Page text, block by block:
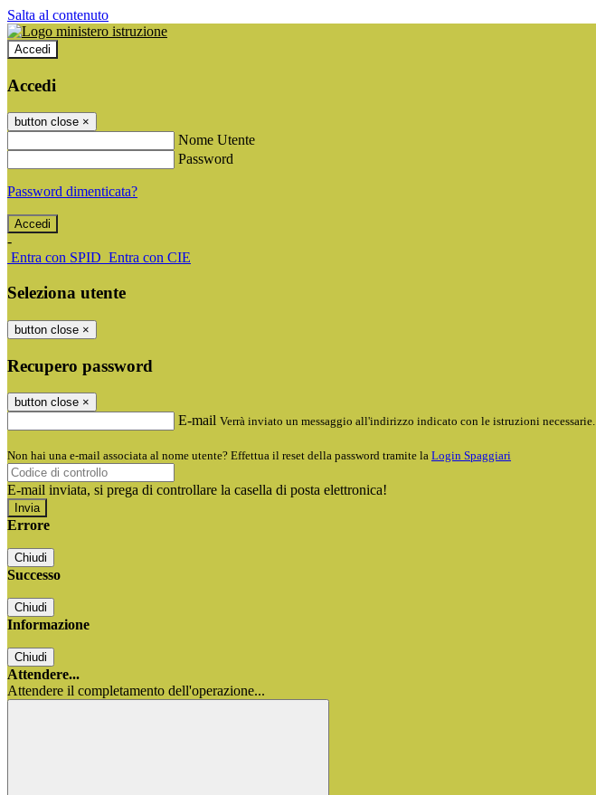
Salta al contenuto
Accedi
Accedi
button close ×
Nome Utente
Password
Password dimenticata?
-
Entra con SPID Entra con CIE
Seleziona utente
button close ×
Recupero password
button close ×
E-mail Verrà inviato un messaggio all'indirizzo indicato con le istruzioni necessarie.
Non hai una e-mail associata al nome utente? Effettua il reset della password tramite la Login Spaggiari
E-mail inviata, si prega di controllare la casella di posta elettronica!
Errore
Chiudi
Successo
Chiudi
Informazione
Chiudi
Attendere...
Attendere il completamento dell'operazione...